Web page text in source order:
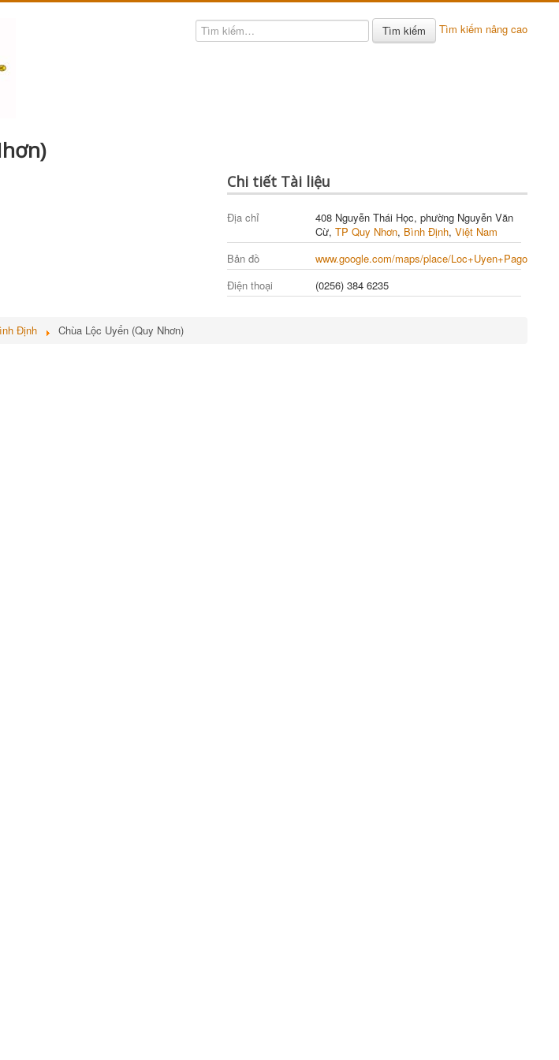
Tìm kiếm Tìm kiếm nâng cao
Chi tiết Tài liệu
Địa chỉ
408 Nguyễn Thái Học, phường Nguyễn Văn
Cừ,TP Quy Nhơn, Bình Định,Việt Nam
Bản đồ
www.google.com/maps/place/Loc+Uyen+Pagoda/
Điện thoại
(0256) 384 6235
Định Chùa Lộc Uyển (Quy Nhơn)